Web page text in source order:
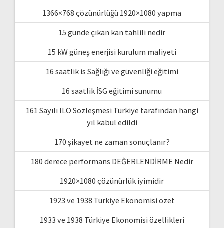
1366×768 çözünürlüğü 1920×1080 yapma
15 günde çıkan kan tahlili nedir
15 kW güneş enerjisi kurulum maliyeti
16 saatlik is Sağlığı ve güvenliği eğitimi
16 saatlik İSG eğitimi sunumu
161 Sayılı ILO Sözleşmesi Türkiye tarafından hangi
yıl kabul edildi
170 şikayet ne zaman sonuçlanır?
180 derece performans DEĞERLENDİRME Nedir
1920×1080 çözünürlük iyimidir
1923 ve 1938 Türkiye Ekonomisi özet
1933 ve 1938 Türkiye Ekonomisi özellikleri